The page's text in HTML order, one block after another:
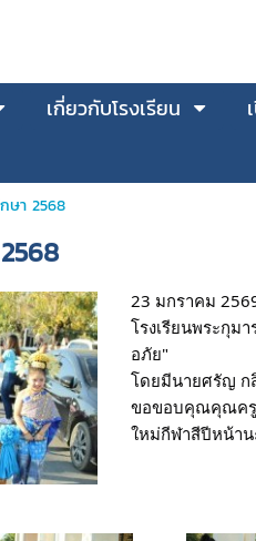
เกี่ยวกับโรงเรียน
ษา 2568
23 มกราคม
โรงเรียนพระกุม
อภัย"
โดยมีนายศรัญ ก
ขอขอบคุณคุณครู
ใหม่กีฬาสีปีหน้าน